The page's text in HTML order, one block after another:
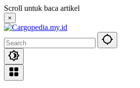
Skip
to
content
Scroll untuk baca artikel
×